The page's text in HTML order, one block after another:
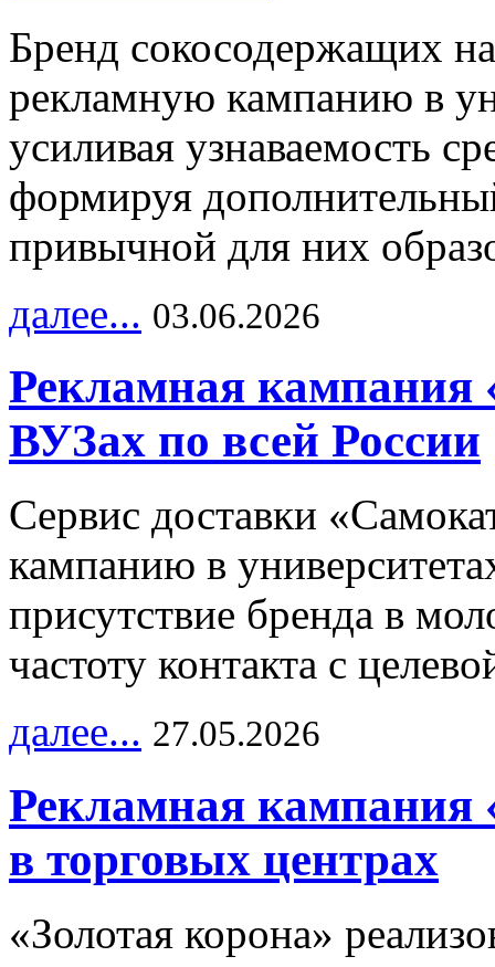
Бренд сокосодержащих
рекламную кампанию в
усиливая узнаваемость
формируя
привычной для них
далее... 03.06.2026
Рекламная кампания
ВУЗах по всей России
Сервис доставки
кампанию в
присутствие бренда в
частоту контакта с
далее... 27.05.2026
Рекламная кампания
в торговых центрах
«Золотая корона»